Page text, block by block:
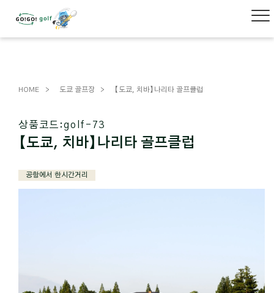
HOME 도쿄 골프장 【도쿄, 치바】나리타 골프클럽
상품코드:golf-73
【도쿄, 치바】나리타 골프클럽
공항에서 한시간거리